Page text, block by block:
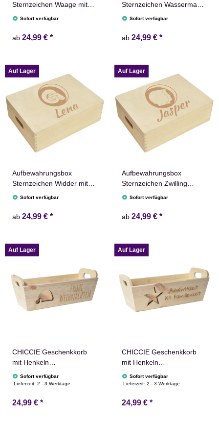
Sternzeichen Waage mit
Name versch. Größen
Sofort verfügbar
ab 24,99 € *
Sternzeichen Wassermann
Name versch. Größen
Sofort verfügbar
ab 24,99 € *
Auf Lager
Aufbewahrungsbox
Sternzeichen Widder mit
Name versch. Größen
Sofort verfügbar
ab 24,99 € *
Auf Lager
Aufbewahrungsbox
Sternzeichen Zwilling
Name versch. Größen
Sofort verfügbar
ab 24,99 € *
Auf Lager
CHICCIE Geschenkkorb
mit Henkeln
Personalisierbar
Nikolausmütze Wunschtext
Holz Geschenkidee
Sofort verfügbar
Lieferzeit:2 - 3 Werktage
24,99 € *
Auf Lager
CHICCIE Geschenkkorb
mit Henkeln
Personalisierbar Stern
Wunschtext 35x11x13cm
Geschenkidee Holzkiste
Sofort verfügbar
Lieferzeit:2 - 3 Werktage
24,99 € *